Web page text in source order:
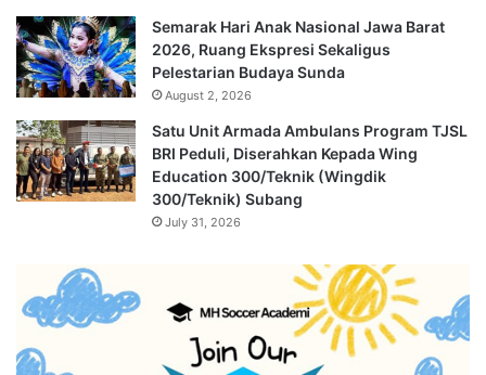
Semarak Hari Anak Nasional Jawa Barat
2026, Ruang Ekspresi Sekaligus
Pelestarian Budaya Sunda
August 2, 2026
Satu Unit Armada Ambulans Program TJSL
BRI Peduli, Diserahkan Kepada Wing
Education 300/Teknik (Wingdik
300/Teknik) Subang
July 31, 2026